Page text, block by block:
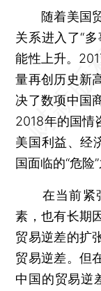
随着美国贸
关系进入了“
能性上升。
量再创历史新
决了数项中国
2018年的国情
美国利益、经
国面临的“危险”
在当前紧张
素，也有长期
贸易逆差的扩
贸易逆差。但
中国的贸易逆